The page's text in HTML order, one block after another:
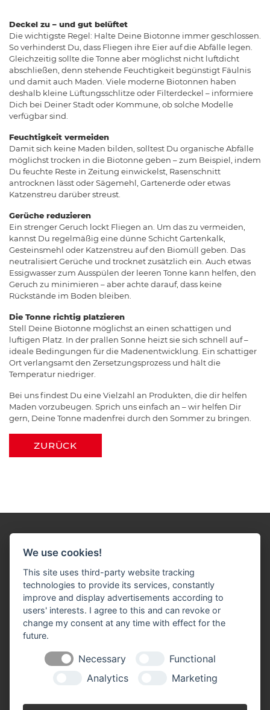
Deckel zu – und gut belüftet
Die wichtigste Regel: Halte Deine Biotonne immer geschlossen.
So verhinderst Du, dass Fliegen ihre Eier auf die Abfälle legen.
Gleichzeitig sollte die Tonne aber möglichst nicht luftdicht
abschließen, denn stehende Feuchtigkeit begünstigt Fäulnis
und damit auch Maden. Viele moderne Biotonnen haben
deshalb kleine Lüftungsschlitze oder Filterdeckel – informiere
Dich bei Deiner Stadt oder Kommune, ob solche Modelle
verfügbar sind.
Feuchtigkeit vermeiden
Damit sich keine Maden bilden, solltest Du organische Abfälle
möglichst trocken in die Biotonne geben – zum Beispiel, indem
Du feuchte Reste in Zeitung einwickelst, Rasenschnitt
antrocknen lässt oder Sägemehl, Gartenerde oder etwas
Katzenstreu darüber streust.
Gerüche reduzieren
Ein strenger Geruch lockt Fliegen an. Um das zu vermeiden,
kannst Du regelmäßig eine dünne Schicht Gartenkalk,
Gesteinsmehl oder Katzenstreu auf den Biomüll geben. Das
neutralisiert Gerüche und trocknet zusätzlich ein. Auch etwas
Essigwasser zum Ausspülen der leeren Tonne kann helfen, den
Geruch zu minimieren – aber achte darauf, dass keine
Rückstände im Boden bleiben.
Die Tonne richtig platzieren
Stell Deine Biotonne möglichst an einen schattigen und
luftigen Platz. In der prallen Sonne heizt sie sich schnell auf –
ideale Bedingungen für die Madenentwicklung. Ein schattiger
Ort verlangsamt den Zersetzungsprozess und hält die
Temperatur niedriger.
Bei uns findest Du eine Vielzahl an Produkten, die dir helfen
Maden vorzubeugen. Sprich uns einfach an – wir helfen Dir
gern, Deine Tonne madenfrei durch den Sommer zu bringen.
ZURÜCK
Impressum Datenschutz Widerruf-Formular
Cookie-Einstellungen ändern
Lange Straße 85
47608 Geldern-Kapellen
Telefon: 0 28 38 / 38 70
We use cookies!
This site uses third-party website tracking
technologies to provide its services, constantly
improve and display advertisements according to
users' interests. I agree to this and can revoke or
change my consent at any time with effect for the
future.
Necessary
Functional
Analytics
Marketing